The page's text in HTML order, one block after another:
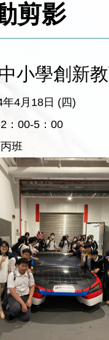
剪影
小學創新
4月18日 (四)
：00-5：00
班